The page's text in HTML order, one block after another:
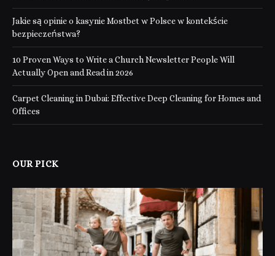
Jakie są opinie o kasynie Mostbet w Polsce w kontekście
bezpieczeństwa?
10 Proven Ways to Write a Church Newsletter People Will
Actually Open and Read in 2026
Carpet Cleaning in Dubai: Effective Deep Cleaning for Homes and
Offices
OUR PICK